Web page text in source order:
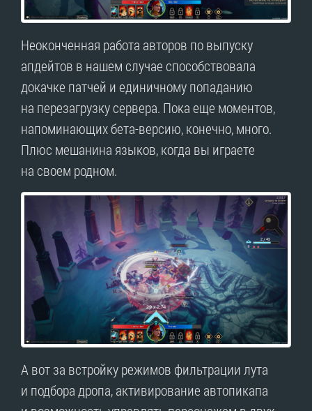
Неоконченная работа авторов по выпуску
апдейтов в нашем случае способствовала
докачке патчей и единичному попаданию
на перезагрузку сервера. Пока еще моментов,
напоминающих бета-версию, конечно, много.
Плюс мешанина языков, когда вы играете
на своем родном.
А вот за встройку режимов фильтрации лута
и подбора дропа, активирование автопикапа